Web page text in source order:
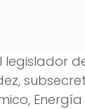
legislador
Energía